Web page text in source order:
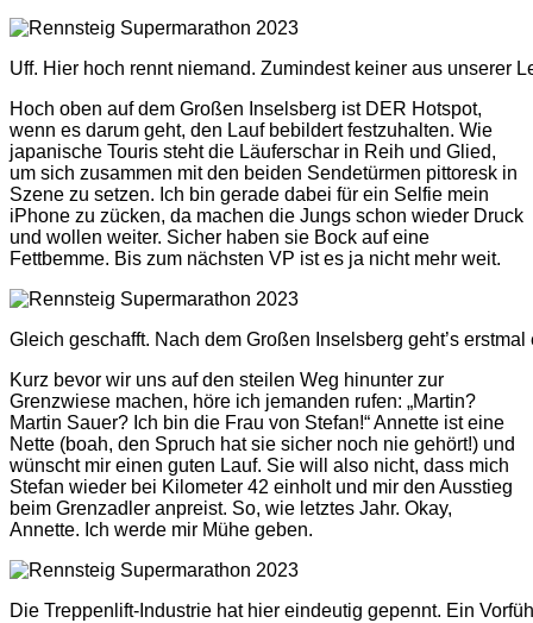
Uff. Hier hoch rennt niemand. Zumindest keiner aus unserer
Hoch oben auf dem Großen Inselsberg ist DER Hotspot,
wenn es darum geht, den Lauf bebildert festzuhalten. Wie
japanische Touris steht die Läuferschar in Reih und Glied,
um sich zusammen mit den beiden Sendetürmen pittoresk in
Szene zu setzen. Ich bin gerade dabei für ein Selfie mein
iPhone zu zücken, da machen die Jungs schon wieder Druck
und wollen weiter. Sicher haben sie Bock auf eine
Fettbemme. Bis zum nächsten VP ist es ja nicht mehr weit.
Gleich geschafft. Nach dem Großen Inselsberg geht’s
Kurz bevor wir uns auf den steilen Weg hinunter zur
Grenzwiese machen, höre ich jemanden rufen: „Martin?
Martin Sauer? Ich bin die Frau von Stefan!“ Annette ist eine
Nette (boah, den Spruch hat sie sicher noch nie gehört!) und
wünscht mir einen guten Lauf. Sie will also nicht, dass mich
Stefan wieder bei Kilometer 42 einholt und mir den Ausstieg
beim Grenzadler anpreist. So, wie letztes Jahr. Okay,
Annette. Ich werde mir Mühe geben.
Die Treppenlift-Industrie hat hier eindeutig gepennt. Ein